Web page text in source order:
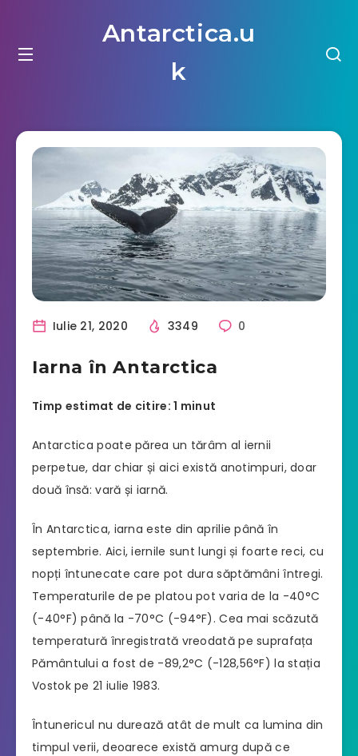
Antarctica.u
k
Iulie 21, 2020 3349 0
Iarna în Antarctica
Timp estimat de citire: 1 minut
Antarctica poate părea un tărâm al iernii
perpetue, dar chiar și aici există anotimpuri, doar
două însă: vară și iarnă.
În Antarctica, iarna este din aprilie până în
septembrie. Aici, iernile sunt lungi și foarte reci, cu
nopți întunecate care pot dura săptămâni întregi.
Temperaturile de pe platou pot varia de la -40°C
(-40°F) până la -70°C (-94°F). Cea mai scăzută
temperatură înregistrată vreodată pe suprafața
Pământului a fost de -89,2°C (-128,56°F) la stația
Vostok pe 21 iulie 1983.
Întunericul nu durează atât de mult ca lumina din
timpul verii, deoarece există amurg după ce